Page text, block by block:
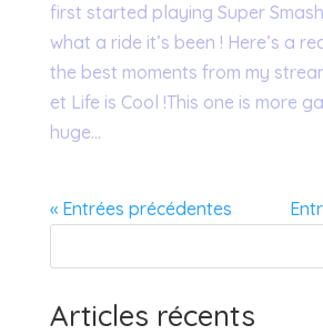
first started playing Super
what a ride it’s been ! Here’s a
the best moments from my
et Life is Cool !This one is more
huge...
« Entrées précédentes
Articles récents